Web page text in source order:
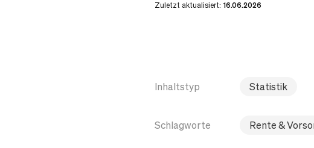
Zuletzt aktualisiert: 16.06.2026
Inhaltstyp Statistik
Schlagworte Rente &